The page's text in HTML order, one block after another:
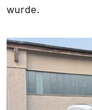
wurde.